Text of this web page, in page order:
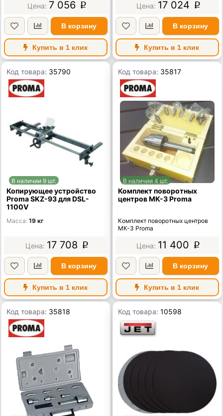
7 056 p
В корзину
Купить в 1 клик
17 024 p
В корзину
Купить в 1 клик
Код товара: 35790
В наличии 9 шт.
Копирующее устройство
Proma SKZ-93 для DSL-
1100V
Масса 19 кг
17 708 p
В корзину
Купить в 1 клик
Код товара: 35817
В наличии 4 шт.
Комплект поворотных
центров МК-3 Proma
Комплект поворотных центров
МК-3 Proma
11 400 p
В корзину
Купить в 1 клик
Код товара: 35818 Код товара:10598